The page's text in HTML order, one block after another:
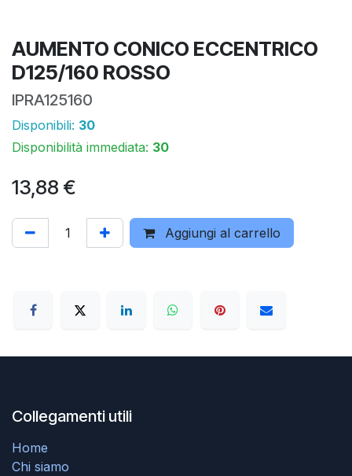
AUMENTO CONICO ECCENTRICO
D125/160 ROSSO
IPRA125160
Disponibili: 30
Disponibilità immediata: 30
13,88 €
Aggiungi al carrello
Collegamenti utili
Home
Chi siamo